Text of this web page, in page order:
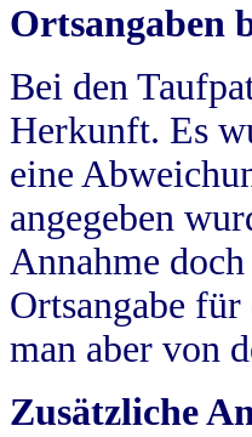
Ortsangaben
Bei den
Herkunft. Es
eine
angegeben
Annahme
Ortsangabe
man aber von
Zusätzliche